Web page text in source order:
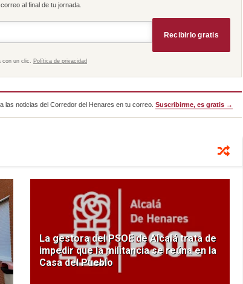
al final de tu jornada.
Recibirlo gratis
con un clic. Política de privacidad
las noticias del Corredor del Henares en tu correo. Suscribirme, es gratis →
La gestora del PSOE de Alcalá trata de
impedir que la militancia se reúna en la
Casa del Pueblo